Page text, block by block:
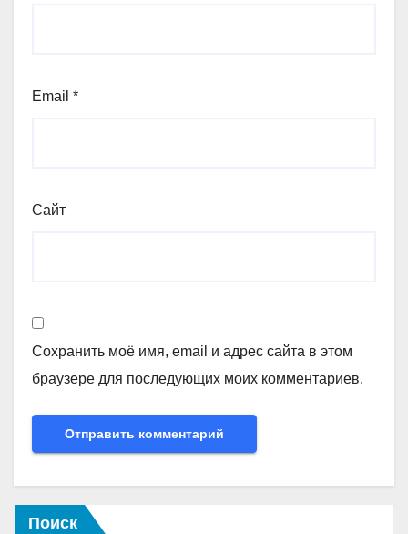
Email *
Сайт
Сохранить моё имя, email и адрес сайта в этом
браузере для последующих моих комментариев.
Поиск